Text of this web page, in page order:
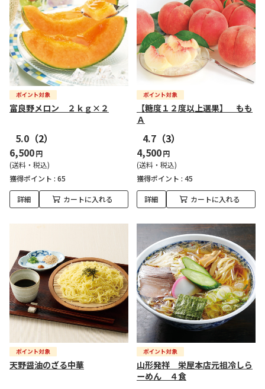
富良野メロン ２ｋｇ×２
5.0 （2）
6,500円
(送料・税込)
獲得ポイント : 65
詳細 カートに入れる
【糖度１２度以上選果】 もも
Ａ
4.7 （3）
4,500円
(送料・税込)
獲得ポイント : 45
詳細 カートに入れる
天野醤油のざる中華
山形発祥 栄屋本店元祖冷しら
ーめん ４食